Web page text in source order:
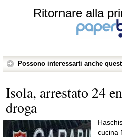
Ritornare alla
Possono interessarti anche
Isola, arrestato 24
droga
cucina